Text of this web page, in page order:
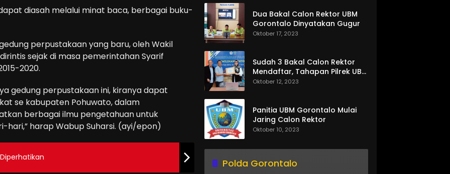
diasah melalui minat baca, berbagai buku-
perpustakaan yang baru, oleh Wakil
sejak di masa pemerintahan Syarif
2020.
gedung perpustakaan ini, kiranya dapat
se kabupaten Pohuwato, dalam
berbagai ilmu pengetahuan untuk
hari,” harap Wabup Suharsi. (ayi/epon)
Dua Bakal Calon Rektor UBM
Gorontalo Dinyatakan Gugur
Oktober 17, 2023
Sudah 3 Bakal Calon Rektor
Mendaftar, Tahapan Pilrek UBM
Gorontalo Makin Seru
Oktober 12, 2023
Panitia UBM Gorontalo Mulai
Jaring Calon Rektor
Oktober 10, 2023
Polda Gorontalo